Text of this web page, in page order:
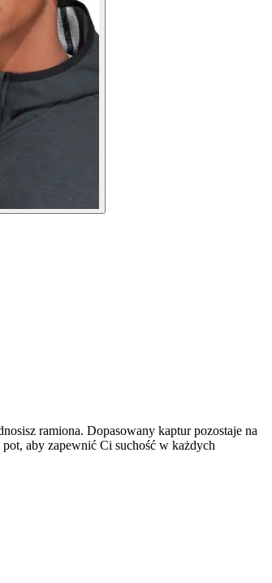
ramiona. Dopasowany kaptur pozostaje na
aby zapewnić Ci suchość w każdych